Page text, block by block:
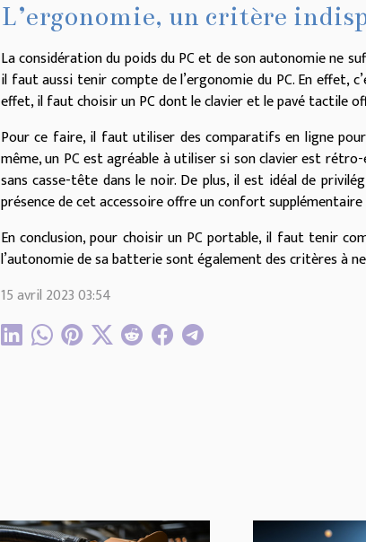
L’ergonomie, un critère
La considération du poids du PC et de son autonomie ne
il faut aussi tenir compte de l’ergonomie du PC. En effet,
effet, il faut choisir un PC dont le clavier et le pavé tactile
Pour ce faire, il faut utiliser des comparatifs en ligne
même, un PC est agréable à utiliser si son clavier est
sans casse-tête dans le noir. De plus, il est idéal de
présence de cet accessoire offre un confort
En conclusion, pour choisir un PC portable, il faut tenir
l’autonomie de sa batterie sont également des critères à
15 avril 2023 03:54